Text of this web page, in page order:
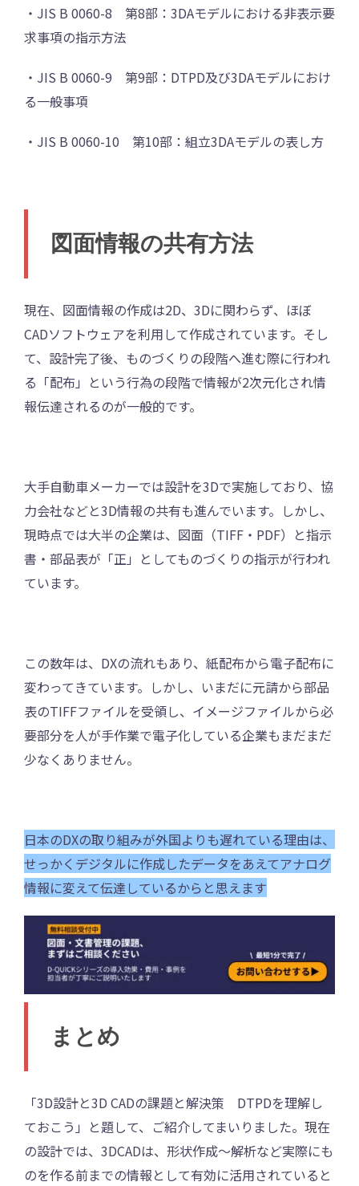
・JIS B 0060-8 第8部：3DAモデルにおける非表示要
求事項の指示方法
・JIS B 0060-9 第9部：DTPD及び3DAモデルにおけ
る一般事項
・JIS B 0060-10 第10部：組立3DAモデルの表し方
図面情報の共有方法
現在、図面情報の作成は2D、3Dに関わらず、ほぼ
CADソフトウェアを利用して作成されています。そし
て、設計完了後、ものづくりの段階へ進む際に行われ
る「配布」という行為の段階で情報が2次元化され情
報伝達されるのが一般的です。
大手自動車メーカーでは設計を3Dで実施しており、協
力会社などと3D情報の共有も進んでいます。しかし、
現時点では大半の企業は、図面（TIFF・PDF）と指示
書・部品表が「正」としてものづくりの指示が行われ
ています。
この数年は、DXの流れもあり、紙配布から電子配布に
変わってきています。しかし、いまだに元請から部品
表のTIFFファイルを受領し、イメージファイルから必
要部分を人が手作業で電子化している企業もまだまだ
少なくありません。
日本のDXの取り組みが外国よりも遅れている理由は、
せっかくデジタルに作成したデータをあえてアナログ
情報に変えて伝達しているからと思えます
まとめ
「3D設計と3D CADの課題と解決策 DTPDを理解し
ておこう」と題して、ご紹介してまいりました。現在
の設計では、3DCADは、形状作成〜解析など実際にも
のを作る前までの情報として有効に活用されていると